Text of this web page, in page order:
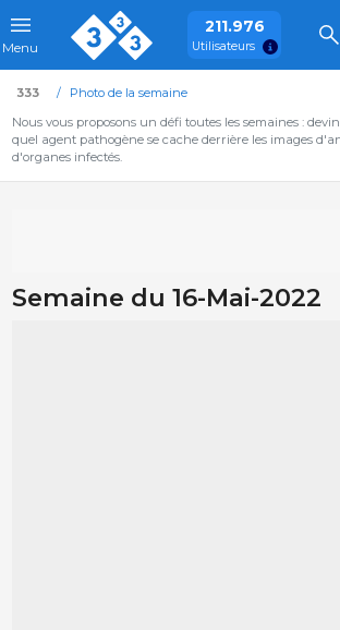
Menu
211.976
Utilisateurs
333
Photo de la semaine
Nous vous proposons un défi toutes les semaines :
quel agent pathogène se cache derrière les images
d'organes infectés.
Semaine du 16-Mai-2022